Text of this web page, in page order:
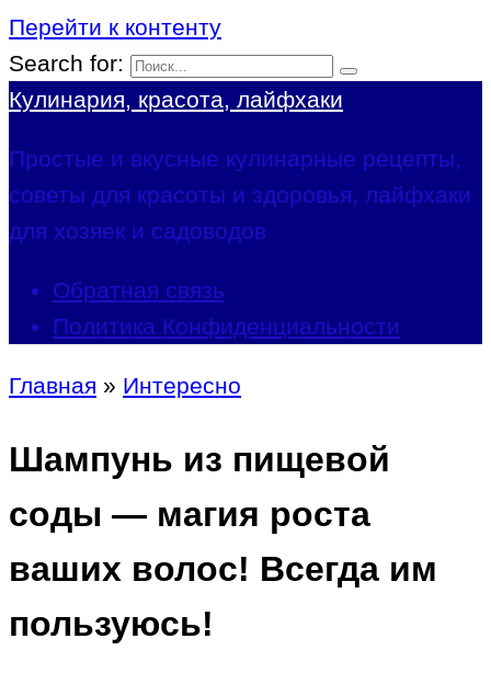
Перейти к контенту
Search for:
Кулинария, красота, лайфхаки
Простые и вкусные кулинарные рецепты,
советы для красоты и здоровья, лайфхаки
для хозяек и садоводов
Обратная связь
Политика Конфиденциальности
Главная » Интересно
Шампунь из пищевой
соды — магия роста
ваших волос! Всегда им
пользуюсь!